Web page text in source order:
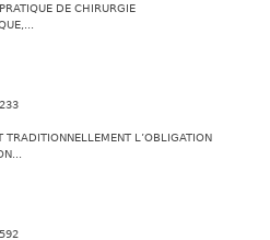
DE CHIRURGIE
TRADITIONNELLEMENT L’OBLIGATION